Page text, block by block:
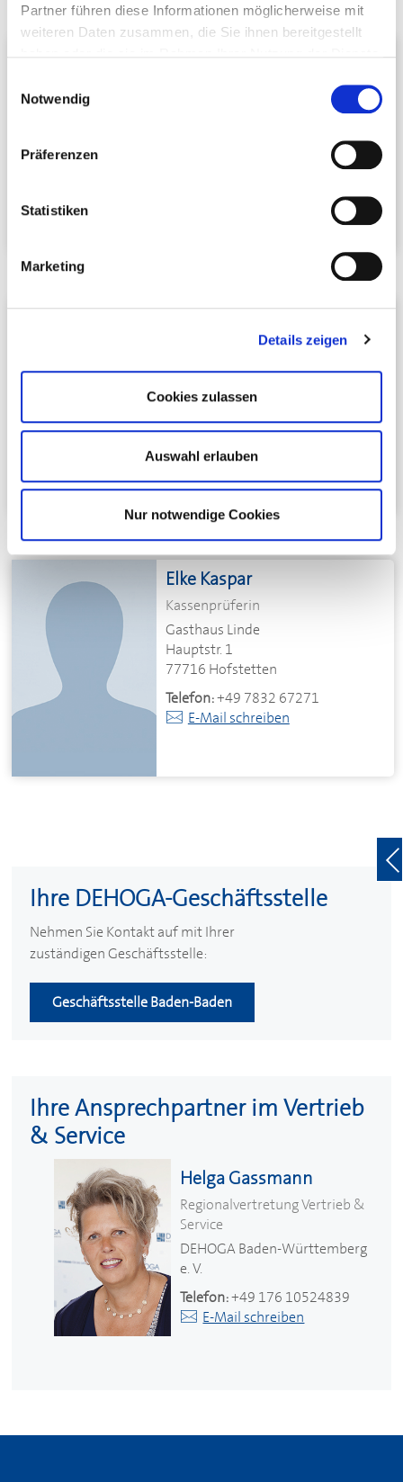
Partner führen diese Informationen möglicherweise mit
weiteren Daten zusammen, die Sie ihnen bereitgestellt
Notwendig
Präferenzen
Statistiken
Marketing
Details zeigen
Cookies zulassen
Auswahl erlauben
Nur notwendige Cookies
Vorsitzender FG Tourismus &
77736 Zell am Harmersbach
Vorsitzende FG Gastronomie
Gasthaus zum Wilden Mann
Dorfstr. 21
77790 Steinach
Telefon:+49 7832 2230
E-Mail schreiben
Elke Kaspar
Kassenprüferin
Gasthaus Linde
Hauptstr. 1
77716 Hofstetten
Telefon:+49 7832 67271
E-Mail schreiben
Ihre DEHOGA-Geschäftsstelle
Nehmen Sie Kontakt auf mit Ihrer
zuständigen Geschäftsstelle:
Geschäftsstelle Baden-Baden
Ihre Ansprechpartner im Vertrieb
& Service
Helga Gassmann
Regionalvertretung Vertrieb &
Service
DEHOGABaden-Württemberg
e. V.
Telefon:+49 176 10524839
E-Mail schreiben